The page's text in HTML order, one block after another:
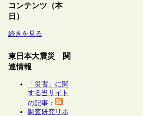
コンテンツ（本
日）
続きを見る
東日本大震災 関
連情報
「災害」に関
する当サイト
の記事：
調査研究リポ